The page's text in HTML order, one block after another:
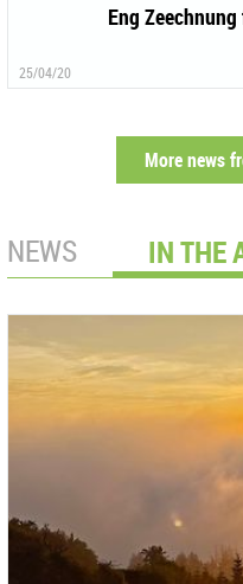
Eng
25/04/20
More news
NEWS IN THE